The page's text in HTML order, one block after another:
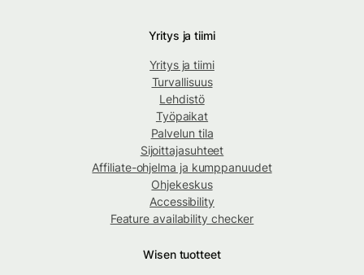
Yritys ja tiimi
Yritys ja tiimi
Turvallisuus
Lehdistö
Työpaikat
Palvelun tila
Sijoittajasuhteet
Affiliate-ohjelma ja kumppanuudet
Ohjekeskus
Accessibility
Feature availability checker
Wisen tuotteet